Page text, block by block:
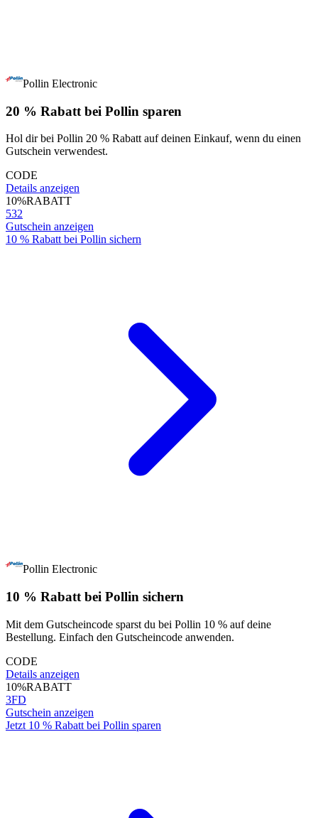
Pollin Electronic
20 % Rabatt bei Pollin sparen
Hol dir bei Pollin 20 % Rabatt auf deinen Einkauf, wenn du einen
Gutschein verwendest.
CODE
Details anzeigen
10%RABATT
532
Gutschein anzeigen
10 % Rabatt bei Pollin sichern
Pollin Electronic
10 % Rabatt bei Pollin sichern
Mit dem Gutscheincode sparst du bei Pollin 10 % auf deine
Bestellung. Einfach den Gutscheincode anwenden.
CODE
Details anzeigen
10%RABATT
3FD
Gutschein anzeigen
Jetzt 10 % Rabatt bei Pollin sparen